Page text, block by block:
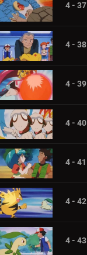
4 - 37
4 - 38
4 - 39
4 - 40
4 - 41
4 - 42
4 - 43